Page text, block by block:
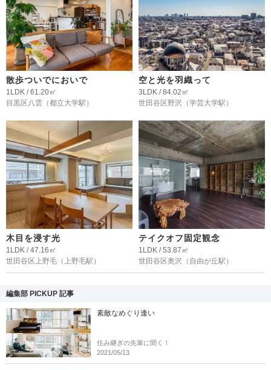
散歩ついでにおいで
1LDK / 61.20㎡
目黒区八雲 （都立大学駅）
空と光を羽織って
3LDK / 84.02㎡
世田谷区野沢 （学芸大学駅）
木目を浸す光
1LDK / 47.16㎡
世田谷区上野毛 （上野毛駅）
テイクオフ固定観念
1LDK / 53.87㎡
世田谷区奥沢 （自由が丘駅）
編集部 PICKUP 記事
素敵なめぐり逢い
住み継ぎの先輩に聞く！
2021/05/13